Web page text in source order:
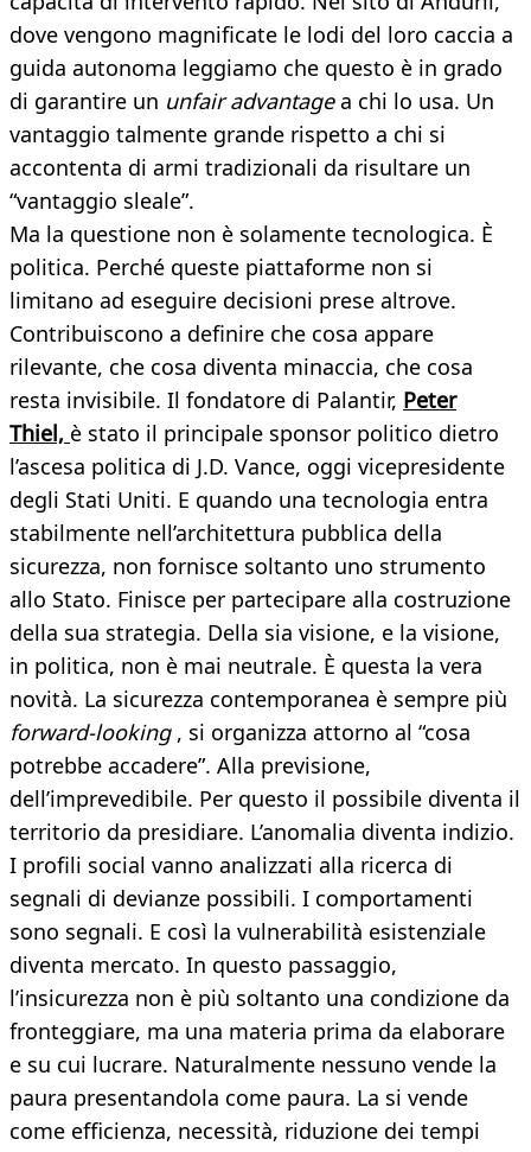
dove vengono magnificate le lodi del loro caccia a
guida autonoma leggiamo che questo è in grado
di garantire un unfair advantagea chi lo usa. Un
vantaggio talmente grande rispetto a chi si
accontenta di armi tradizionali da risultare un
“vantaggio sleale”.
Ma la questione non è solamente tecnologica. È
politica. Perché queste piattaforme non si
limitano ad eseguire decisioni prese altrove.
Contribuiscono a definire che cosa appare
rilevante, che cosa diventa minaccia, che cosa
resta invisibile. Il fondatore di Palantir, Peter
Thiel, è stato il principale sponsor politico dietro
l’ascesa politica di J.D. Vance, oggi vicepresidente
degli Stati Uniti. E quando una tecnologia entra
stabilmente nell’architettura pubblica della
sicurezza, non fornisce soltanto uno strumento
allo Stato. Finisce per partecipare alla costruzione
della sua strategia. Della sia visione, e la visione,
in politica, non è mai neutrale. È questa la vera
novità. La sicurezza contemporanea è sempre più
forward-looking, si organizza attorno al “cosa
potrebbe accadere”. Alla previsione,
dell’imprevedibile. Per questo il possibile diventa il
territorio da presidiare. L’anomalia diventa indizio.
I profili social vanno analizzati alla ricerca di
segnali di devianze possibili. I comportamenti
sono segnali. E così la vulnerabilità esistenziale
diventa mercato. In questo passaggio,
l’insicurezza non è più soltanto una condizione da
fronteggiare, ma una materia prima da elaborare
e su cui lucrare. Naturalmente nessuno vende la
paura presentandola come paura. La si vende
come efficienza, necessità, riduzione dei tempi